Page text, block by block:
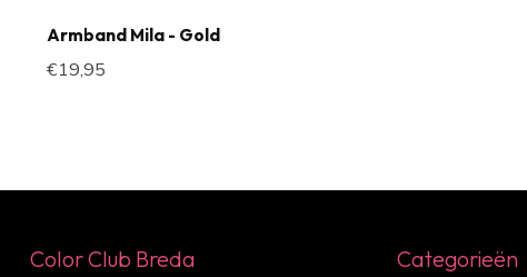
Armband Mila - Gold
€19,95
Color Club Breda Categorieën